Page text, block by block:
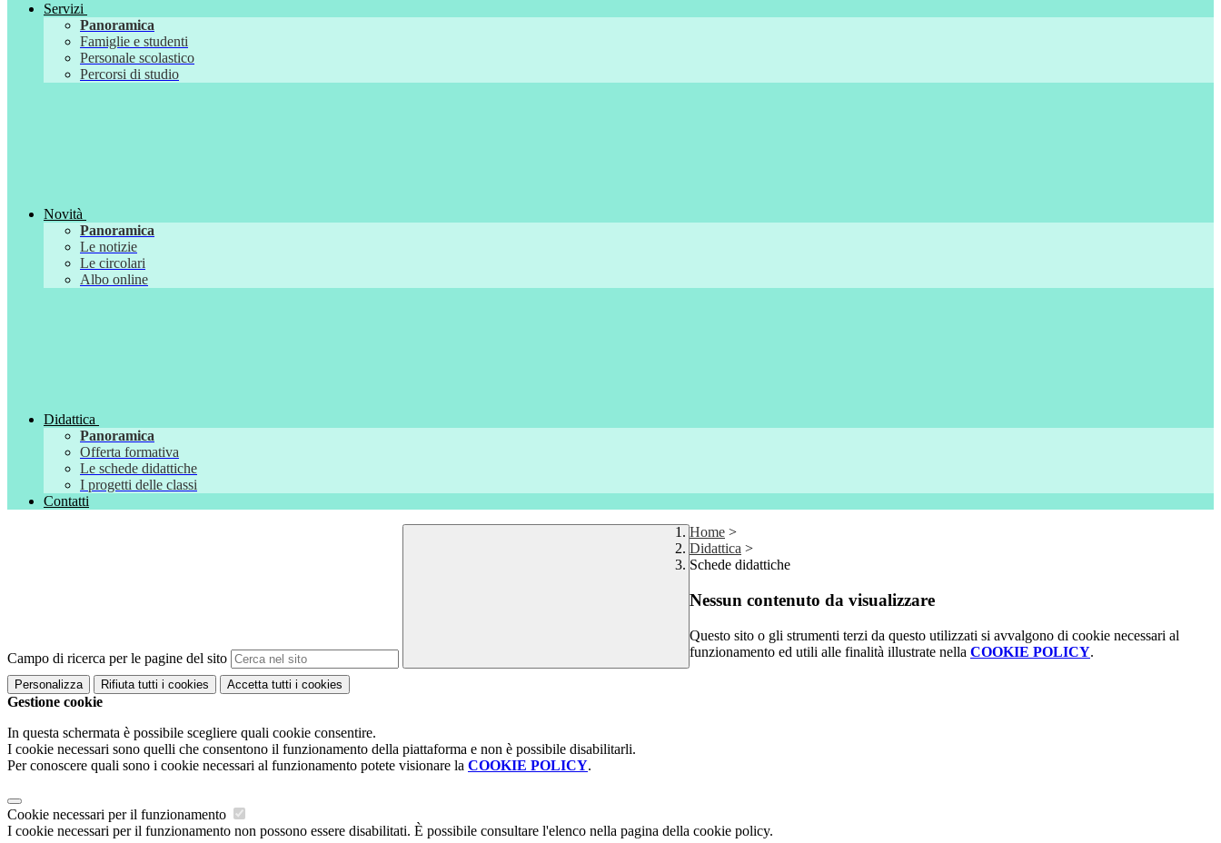
Servizi
Panoramica
Famiglie e studenti
Personale scolastico
Percorsi di studio
Novità
Panoramica
Le notizie
Le circolari
Albo online
Didattica
Panoramica
Offerta formativa
Le schede didattiche
I progetti delle classi
Contatti
Campo di ricerca per le pagine del sito
Home >
Didattica >
Schede didattiche
Nessun contenuto da visualizzare
Questo sito o gli strumenti terzi da questo utilizzati si avvalgono di cookie necessari al
funzionamento ed utili alle finalità illustrate nella COOKIE POLICY.
Personalizza Rifiuta tutti i cookies Accetta tutti i cookies
Gestione cookie
In questa schermata è possibile scegliere quali cookie consentire.
I cookie necessari sono quelli che consentono il funzionamento della piattaforma e non è possibile disabilitarli.
Per conoscere quali sono i cookie necessari al funzionamento potete visionare la COOKIE POLICY.
Cookie necessari per il funzionamento
I cookie necessari per il funzionamento non possono essere disabilitati. È possibile consultare l'elenco nella pagina della cookie policy.